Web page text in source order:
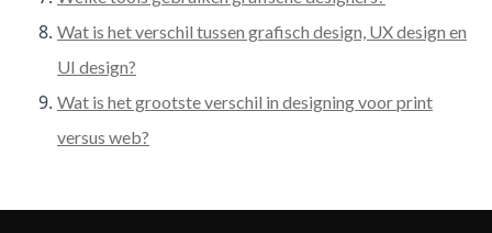
Wat is het verschil tussen grafisch design, UX design en
UI design?
Wat is het grootste verschil in designing voor print
versus web?